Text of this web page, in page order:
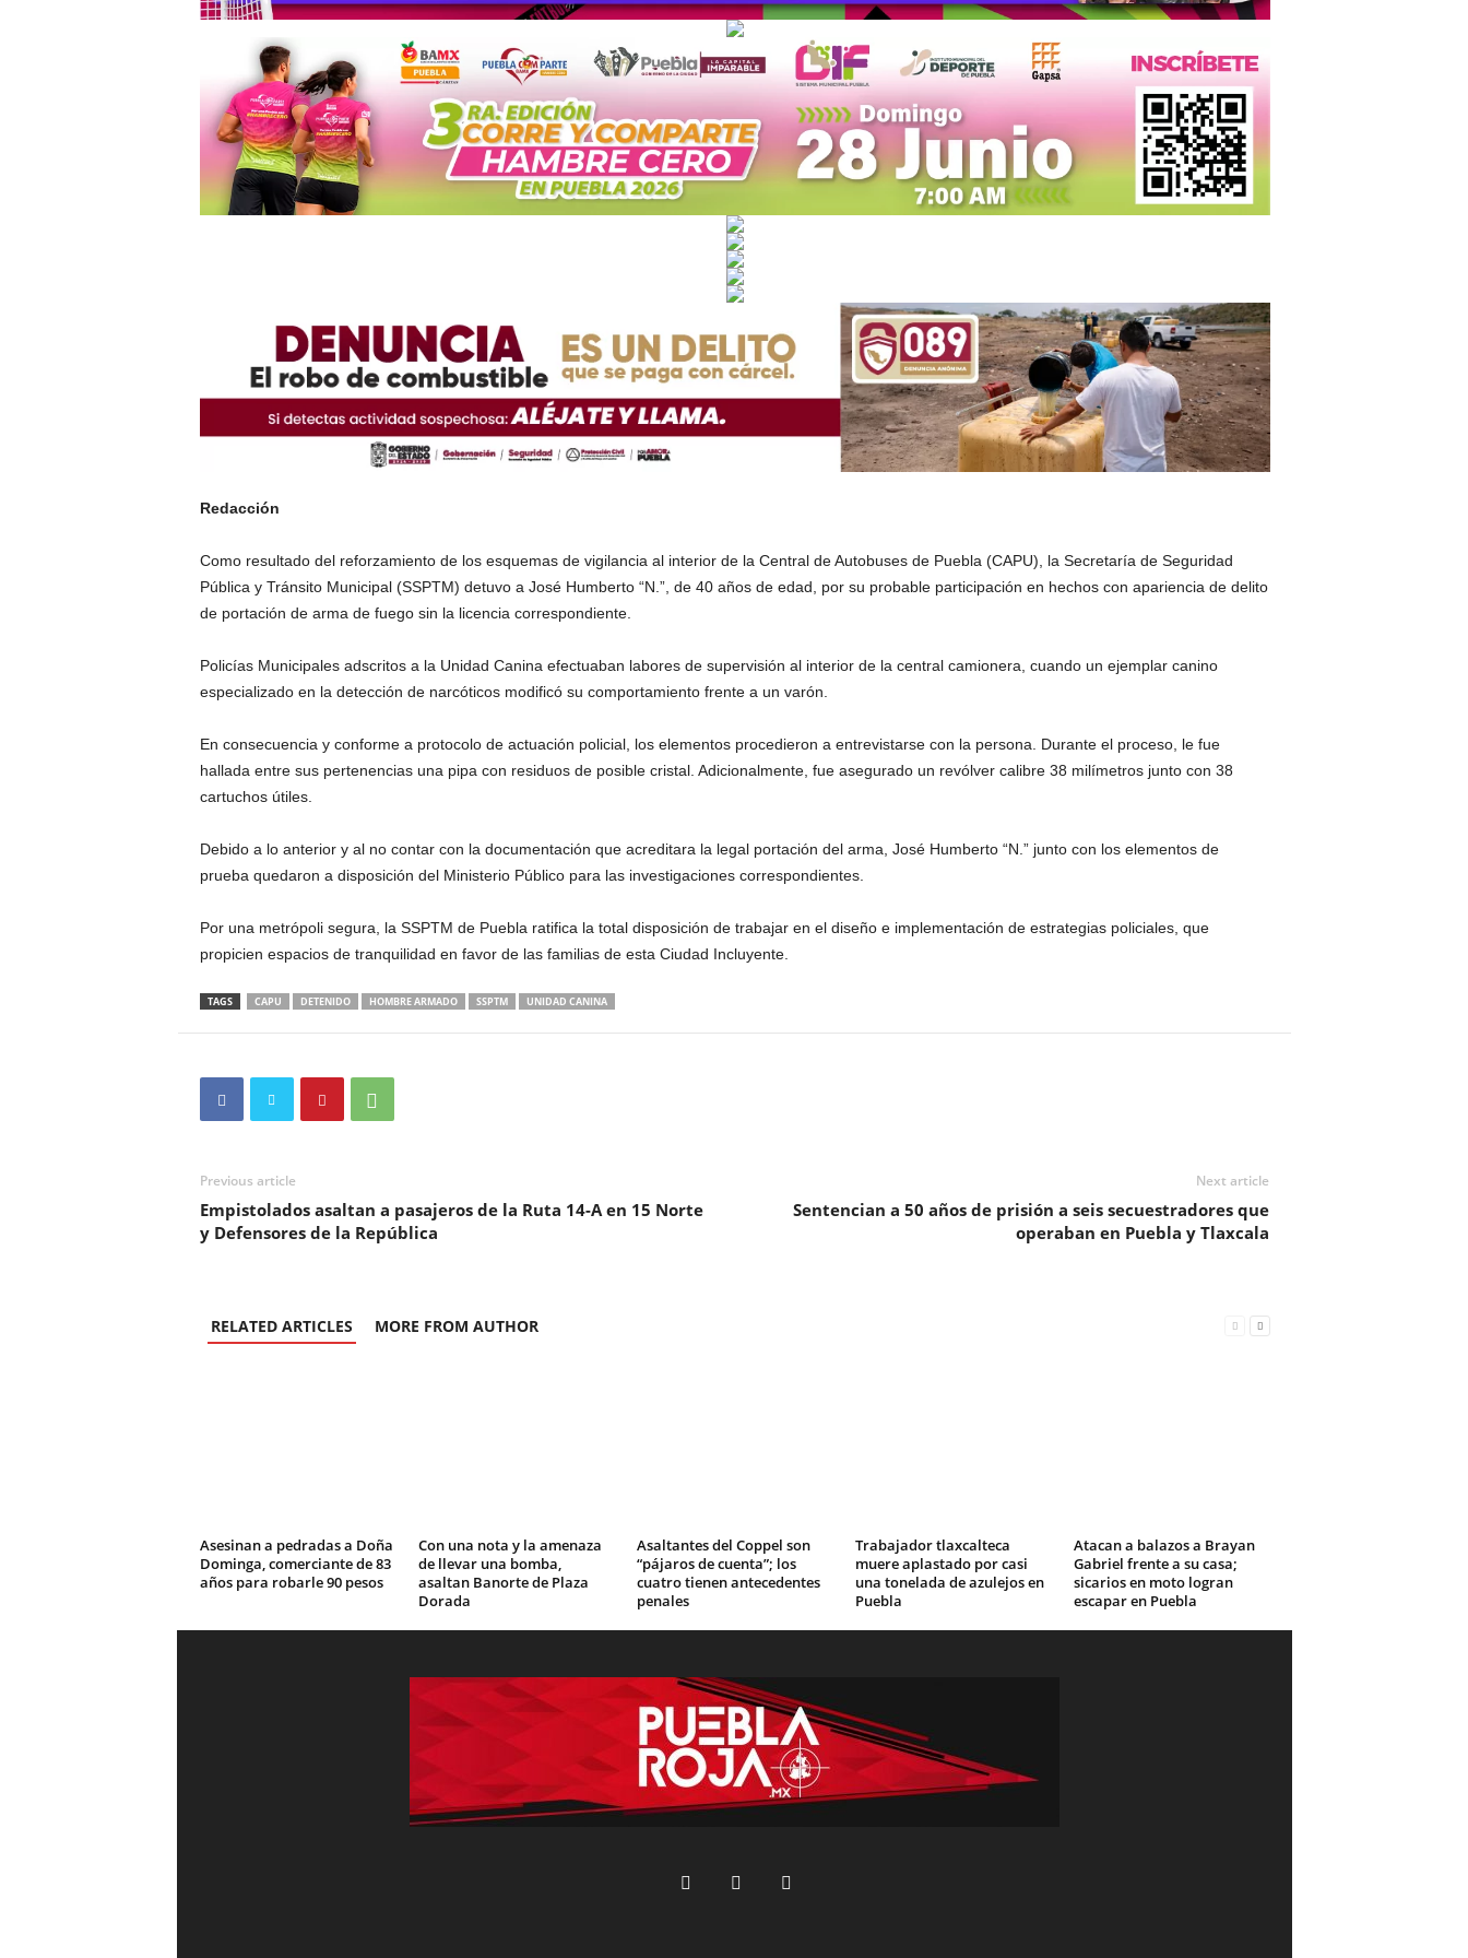
Redacción
Como resultado del reforzamiento de los esquemas de vigilancia al interior de la Central de Autobuses de Puebla (CAPU), la Secretaría de Seguridad
Pública y Tránsito Municipal (SSPTM) detuvo a José Humberto “N.”, de 40 años de edad, por su probable participación en hechos con apariencia de delito
de portación de arma de fuego sin la licencia correspondiente.
Policías Municipales adscritos a la Unidad Canina efectuaban labores de supervisión al interior de la central camionera, cuando un ejemplar canino
especializado en la detección de narcóticos modificó su comportamiento frente a un varón.
En consecuencia y conforme a protocolo de actuación policial, los elementos procedieron a entrevistarse con la persona. Durante el proceso, le fue
hallada entre sus pertenencias una pipa con residuos de posible cristal. Adicionalmente, fue asegurado un revólver calibre 38 milímetros junto con 38
cartuchos útiles.
Debido a lo anterior y al no contar con la documentación que acreditara la legal portación del arma, José Humberto “N.” junto con los elementos de
prueba quedaron a disposición del Ministerio Público para las investigaciones correspondientes.
Por una metrópoli segura, la SSPTM de Puebla ratifica la total disposición de trabajar en el diseño e implementación de estrategias policiales, que
propicien espacios de tranquilidad en favor de las familias de esta Ciudad Incluyente.
TAGS CAPU DETENIDO HOMBRE ARMADO SSPTM UNIDAD CANINA
Previous article
Empistolados asaltan a pasajeros de la Ruta 14-A en 15 Norte
y Defensores de la República
Next article
Sentencian a 50 años de prisión a seis secuestradores que
operaban en Puebla y Tlaxcala
RELATED ARTICLES MORE FROM AUTHOR
Asesinan a pedradas a Doña
Dominga, comerciante de 83
años para robarle 90 pesos
Con una nota y la amenaza
de llevar una bomba,
asaltan Banorte de Plaza
Dorada
Asaltantes del Coppel son
“pájaros de cuenta”; los
cuatro tienen antecedentes
penales
Trabajador tlaxcalteca
muere aplastado por casi
una tonelada de azulejos en
Puebla
Atacan a balazos a Brayan
Gabriel frente a su casa;
sicarios en moto logran
escapar en Puebla